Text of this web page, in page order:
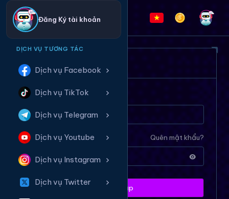
Đăng Ký tài khoản
DỊCH VỤ TƯƠNG TÁC
Dịch vụ Facebook
Dịch vụ TikTok
Dịch vụ Telegram
Dịch vụ Youtube
Dịch vụ Instagram
Dịch vụ Twitter
ĐĂNG NHẬP HỆ THỐNG
Tên tài khoản
Quên mật khẩu?
Mật khẩu
Đăng nhập